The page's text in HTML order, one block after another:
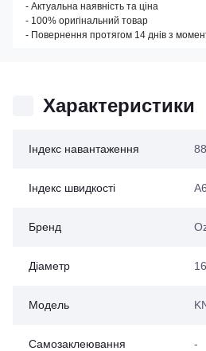
Характеристики
Індекс навантаження 88
Індекс швидкості A6
Бренд
Діаметр 16
Модель
Самозаклеювання -
- Актуальна наявність та ціна
- 100% оригінальний товар
- Повернення протягом 14 днів з